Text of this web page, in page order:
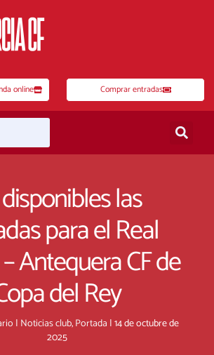
online Comprar entradas
las
para el Real
Antequera CF de
del Rey
| Noticias club,Portada |14 de octubre de
2025